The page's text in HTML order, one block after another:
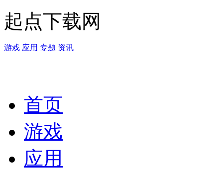
起点下载网
游戏 应用 专题 资讯
首页
游戏
应用